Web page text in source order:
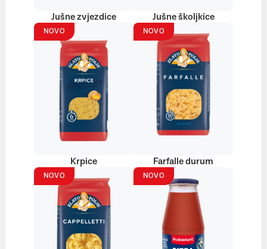
Jušne zvjezdice Jušne školjkice
NOVO
Krpice
NOVO
Farfalle durum
NOVO NOVO